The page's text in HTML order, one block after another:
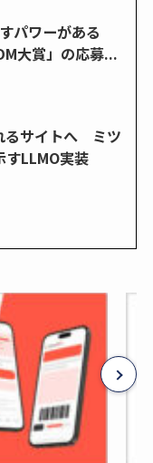
パワーがある
大賞」の応募...
るサイトへ ミツ
すLLMO実装